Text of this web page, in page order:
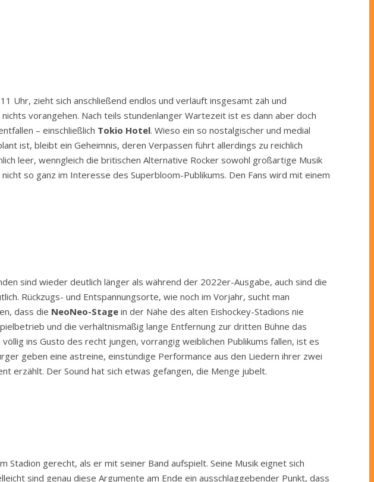
Uhr, zieht sich anschließend endlos und verläuft insgesamt zäh und
vorangehen. Nach teils stundenlanger Wartezeit ist es dann aber doch
– einschließlich Tokio Hotel. Wieso ein so nostalgischer und medial
ist, bleibt ein Geheimnis, deren Verpassen führt allerdings zu reichlich
leer, wenngleich die britischen Alternative Rocker sowohl großartige Musik
so ganz im Interesse des Superbloom-Publikums. Den Fans wird mit einem
sind wieder deutlich länger als während der 2022er-Ausgabe, auch sind die
Rückzugs- und Entspannungsorte, wie noch im Vorjahr, sucht man
dass die NeoNeo-Stage in der Nähe des alten Eishockey-Stadions nie
und die verhältnismäßig lange Entfernung zur dritten Bühne das
völlig ins Gusto des recht jungen, vorrangig weiblichen Publikums fallen, ist es
geben eine astreine, einstündige Performance aus den Liedern ihrer zwei
erzählt. Der Sound hat sich etwas gefangen, die Menge jubelt.
Stadion gerecht, als er mit seiner Band aufspielt. Seine Musik eignet sich
sind genau diese Argumente am Ende ein ausschlaggebender Punkt, dass